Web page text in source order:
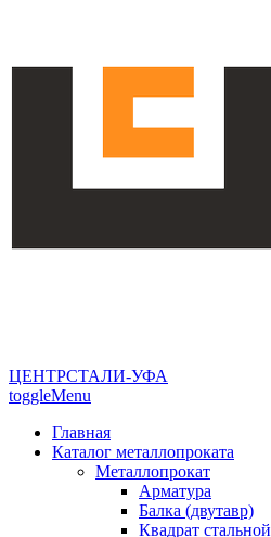
ЦЕНТРСТАЛИ-УФА
toggleMenu
Главная
Каталог металлопроката
Металлопрокат
Арматура
Балка (двутавр)
Квадрат стальной